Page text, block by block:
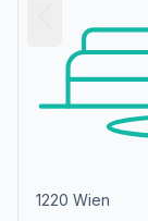
1220 Wien